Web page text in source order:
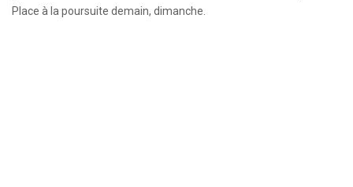
Place à la poursuite demain, dimanche.